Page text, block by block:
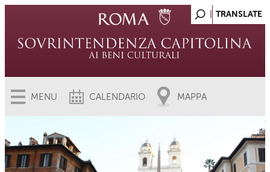
MENU CALENDARIO MAPPA